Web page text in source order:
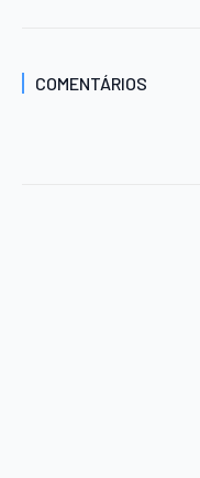
COMENTÁRIOS